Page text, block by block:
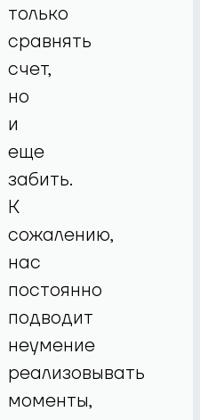
только
сравнять
счет,
но
и
еще
забить.
К
сожалению,
нас
постоянно
подводит
неумение
реализовывать
моменты,